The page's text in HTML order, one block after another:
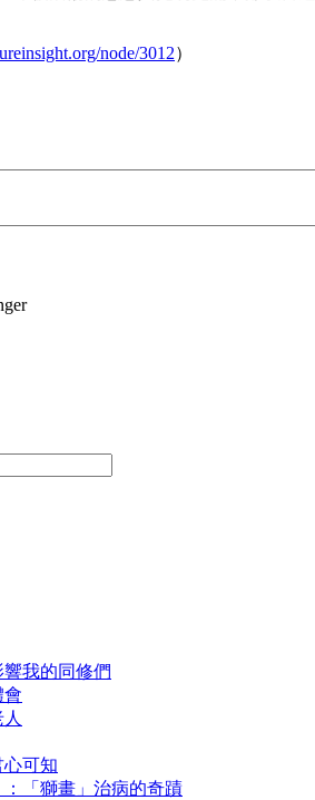
node/3012）
我的同修們
會
可知
「獅畫」治病的奇蹟